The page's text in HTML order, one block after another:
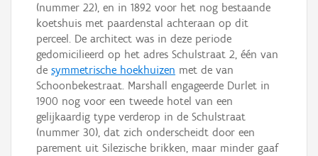
(nummer 22), en in 1892 voor het nog bestaande
koetshuis met paardenstal achteraan op dit
perceel. De architect was in deze periode
gedomicilieerd op het adres Schulstraat 2, één van
de symmetrische hoekhuizen met de van
Schoonbekestraat. Marshall engageerde Durlet in
1900 nog voor een tweede hotel van een
gelijkaardig type verderop in de Schulstraat
(nummer 30), dat zich onderscheidt door een
parement uit Silezische brikken, maar minder gaaf